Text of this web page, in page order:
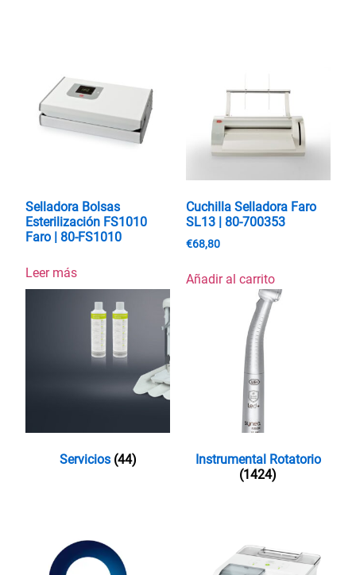
Selladora Bolsas
Esterilización FS1010
Faro | 80-FS1010
Leer más
Cuchilla Selladora Faro
SL13 | 80-700353
€68,80
Añadir al carrito
Servicios (44)
Instrumental Rotatorio
(1424)